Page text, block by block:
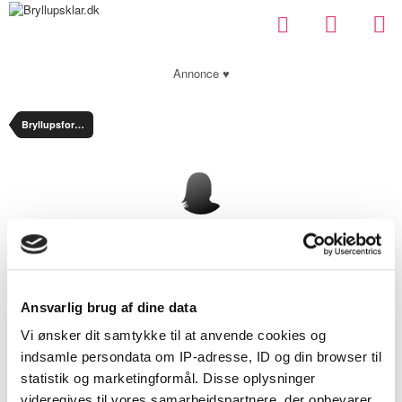
Ansvarlig brug af dine data
Vi ønsker dit samtykke til at anvende cookies og
indsamle persondata om IP-adresse, ID og din browser til
statistik og marketingformål. Disse oplysninger
Annonce ♥
Bryllupsforum
ANTAL BESVARELSER
3
TILMELDT
March 28, 2013